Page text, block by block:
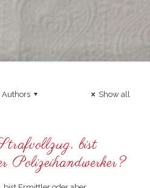
Authors Show all
bist
Polizeihandwerker?